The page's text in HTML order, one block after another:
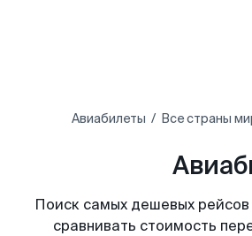
Авиабилеты Все страны
Поиск самых дешевых
сравнивать стоимость